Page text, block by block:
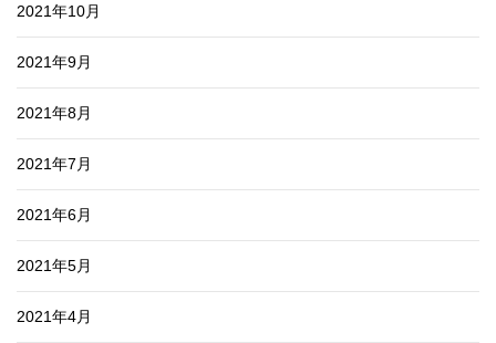
2021年10月
2021年9月
2021年8月
2021年7月
2021年6月
2021年5月
2021年4月